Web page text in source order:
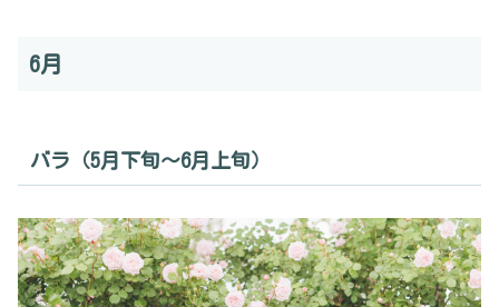
6月
バラ（5月下旬〜6月上旬）